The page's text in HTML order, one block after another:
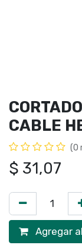
CABLE
(0
$ 31,07
Agregar